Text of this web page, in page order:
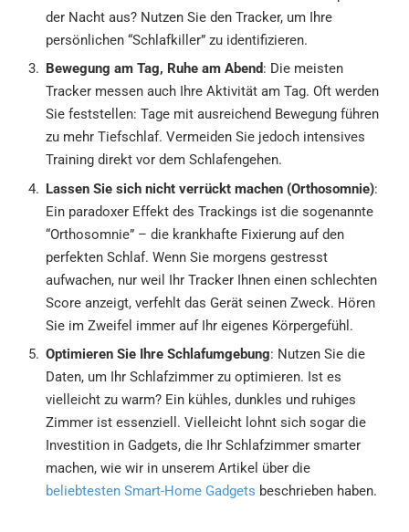
der Nacht aus? Nutzen Sie den Tracker, um Ihre
persönlichen “Schlafkiller” zu identifizieren.
Bewegung am Tag, Ruhe am Abend: Die meisten
Tracker messen auch Ihre Aktivität am Tag. Oft werden
Sie feststellen: Tage mit ausreichend Bewegung führen
zu mehr Tiefschlaf. Vermeiden Sie jedoch intensives
Training direkt vor dem Schlafengehen.
Lassen Sie sich nicht verrückt machen (Orthosomnie):
Ein paradoxer Effekt des Trackings ist die sogenannte
“Orthosomnie” – die krankhafte Fixierung auf den
perfekten Schlaf. Wenn Sie morgens gestresst
aufwachen, nur weil Ihr Tracker Ihnen einen schlechten
Score anzeigt, verfehlt das Gerät seinen Zweck. Hören
Sie im Zweifel immer auf Ihr eigenes Körpergefühl.
Optimieren Sie Ihre Schlafumgebung: Nutzen Sie die
Daten, um Ihr Schlafzimmer zu optimieren. Ist es
vielleicht zu warm? Ein kühles, dunkles und ruhiges
Zimmer ist essenziell. Vielleicht lohnt sich sogar die
Investition in Gadgets, die Ihr Schlafzimmer smarter
machen, wie wir in unserem Artikel über die
beliebtesten Smart-Home Gadgets beschrieben haben.